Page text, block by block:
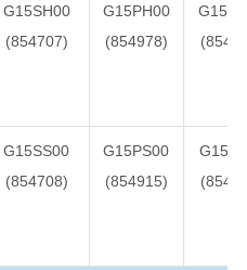
G15SH00
(854707)
G15PH00
(854978)
G15SS00
(854708)
G15PS00
(854915)